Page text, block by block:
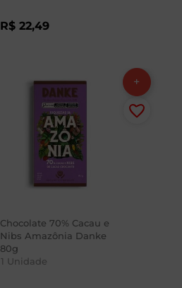
R$ 22,49
Chocolate 70% Cacau e
Nibs Amazônia Danke
80g
1 Unidade